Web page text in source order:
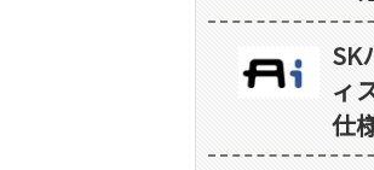
SK
ィ
仕